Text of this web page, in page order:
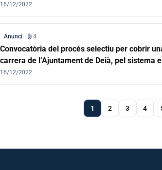
CONCURS-OPOSICIÓ, I LA CONSTITUCIÓ
16/12/2022
Anunci attach_file 4
Convocatòria del procés selectiu per cobrir
carrera de l’Ajuntament de Deià, pel sistema
treball
16/12/2022
Página
actual
1 Page
2 Page
3 Page
4